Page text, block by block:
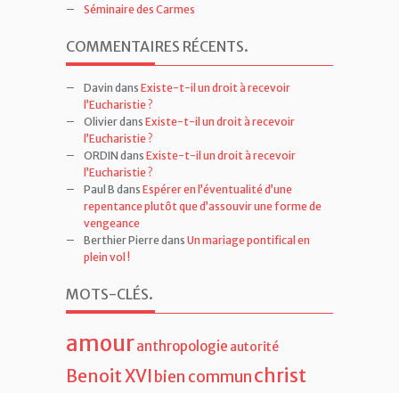
Séminaire des Carmes
COMMENTAIRES RÉCENTS.
Davin dans Existe-t-il un droit à recevoir
l’Eucharistie ?
Olivierdans Existe-t-il un droit à recevoir
l’Eucharistie ?
ORDIN dans Existe-t-il un droit à recevoir
l’Eucharistie ?
Paul B dans Espérer en l’éventualité d’une
repentance plutôt que d’assouvir une forme de
vengeance
Berthier Pierredans Un mariage pontifical en
plein vol !
MOTS-CLÉS.
amouranthropologie autorité
Benoit XVIbien communchrist